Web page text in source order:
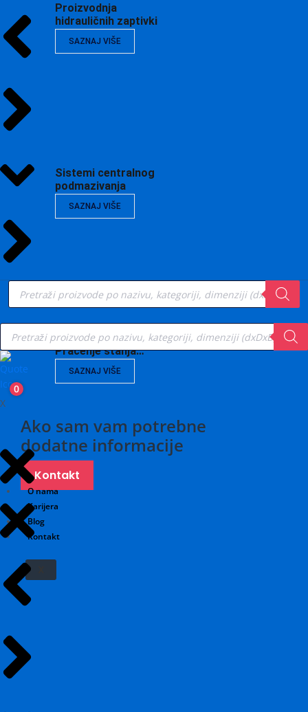
Proizvodnja
hidrauličnih zaptivki
SAZNAJ VIŠE
Sistemi centralnog
podmazivanja
SAZNAJ VIŠE
Vibrodijagnostika,
Praćenje stanja…
SAZNAJ VIŠE
Ako sam vam potrebne
dodatne informacije
Kontakt
O nama
Karijera
Blog
Kontakt
Products
search
Products
search
0
X